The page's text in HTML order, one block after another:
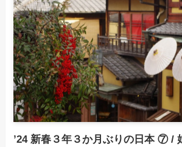
’24 新春３年３か月ぶりの日本 ⑦ /